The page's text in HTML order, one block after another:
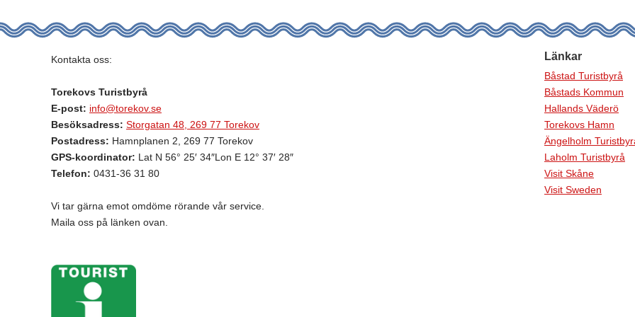
Kontakta oss:
Torekovs Turistbyrå
E-post: info@torekov.se
Besöksadress: Storgatan 48, 269 77 Torekov
Postadress: Hamnplanen 2, 269 77 Torekov
GPS-koordinator: Lat N 56° 25′ 34″Lon E 12° 37′ 28″
Telefon: 0431-36 31 80
Vi tar gärna emot omdöme rörande vår service.
Maila oss på länken ovan.
Länkar
Båstad Turistbyrå
Båstads Kommun
Hallands Väderö
Torekovs Hamn
Ängelholm
Laholm Turistbyrå
Visit Skåne
Visit Sweden